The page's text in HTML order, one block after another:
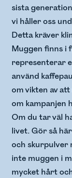
sista
vi håller oss
Detta kräver
Muggen finns i
representerar
använd
om vikten av
om kampanjen
Om du tar väl
livet. Gör så
och skurpulver
inte muggen i
mycket hårt